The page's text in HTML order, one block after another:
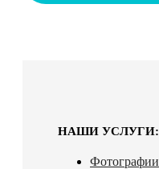
НАШИ УСЛУГИ:
Фотографии